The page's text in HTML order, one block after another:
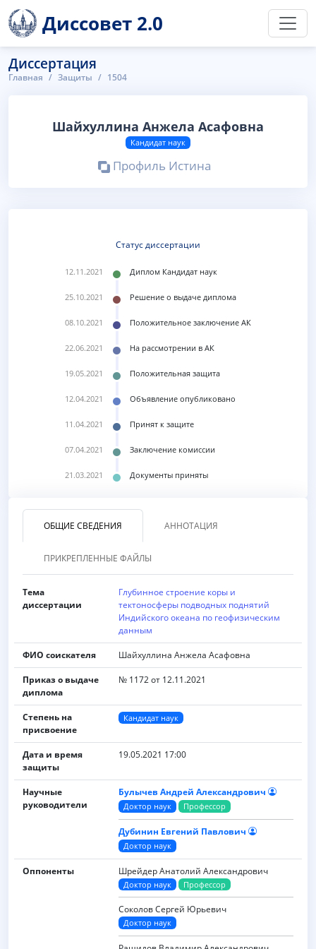
Диссовет 2.0
Диссертация
Главная Защиты 1504
Шайхуллина Анжела Асафовна
Кандидат наук
Профиль Истина
Статус диссертации
12.11.2021 Диплом Кандидат наук
25.10.2021 Решение о выдаче диплома
08.10.2021 Положительное заключение АК
22.06.2021 На рассмотрении в АК
19.05.2021 Положительная защита
12.04.2021 Объявление опубликовано
11.04.2021 Принят к защите
07.04.2021 Заключение комиссии
21.03.2021 Документы приняты
ОБЩИЕ СВЕДЕНИЯ АННОТАЦИЯ
ПРИКРЕПЛЕННЫЕ ФАЙЛЫ
Тема
диссертации
Глубинное строение коры и
тектоносферы подводных поднятий
Индийского океана по геофизическим
данным
ФИО соискателя Шайхуллина Анжела Асафовна
Приказ о выдаче
диплома
№ 1172 от 12.11.2021
Степень на
присвоение
Кандидат наук
Дата и время
защиты
19.05.2021 17:00
Научные
руководители
Булычев Андрей Александрович
Доктор наук Профессор
Дубинин Евгений Павлович
Доктор наук
Оппоненты Шрейдер Анатолий Александрович
Доктор наук Профессор
Соколов Сергей Юрьевич
Доктор наук